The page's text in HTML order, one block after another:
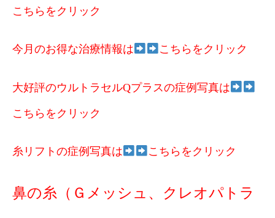
こちらをクリック
今月のお得な治療情報は こちらをクリック
大好評のウルトラセルQプラスの症例写真は
こちらをクリック
糸リフトの症例写真は こちらをクリック
鼻の糸（Ｇメッシュ、クレオパトラ